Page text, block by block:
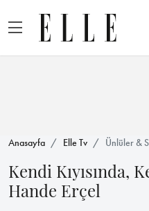
Anasayfa Elle Tv Ünlüler &
Kendi Kıyısında,
Hande Erçel